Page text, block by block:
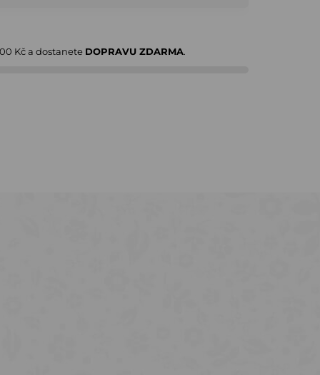
Kča dostanete DOPRAVU ZDARMA.